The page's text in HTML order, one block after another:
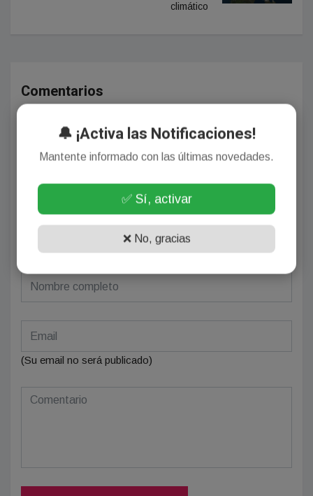
climático
Comentarios
¡Sin comentarios aún!
Deja tu comentario
(Su email no será publicado)
🔔 ¡Activa las Notificaciones!
Mantente informado con las últimas novedades.
✅ Sí, activar
❌ No, gracias